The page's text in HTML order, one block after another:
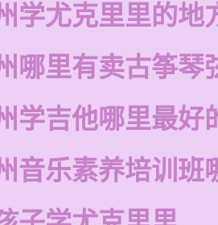
学尤克里里的地
哪里有卖古筝琴
学吉他哪里最好
音乐素养培训班